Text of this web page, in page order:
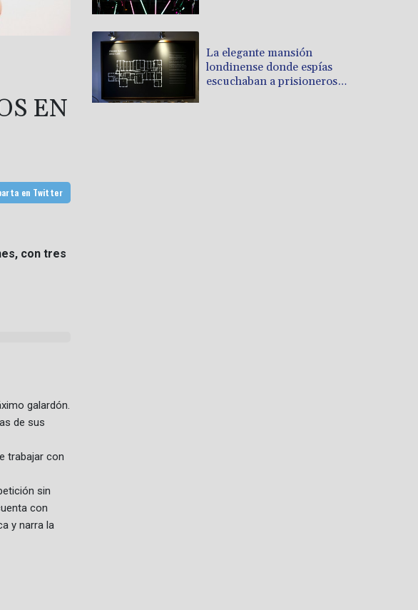
EN
en Twitter
con tres
galardón.
de sus
trabajar con
sin
con
y narra la
La elegante mansión
londinense donde espías
escuchaban a prisioneros